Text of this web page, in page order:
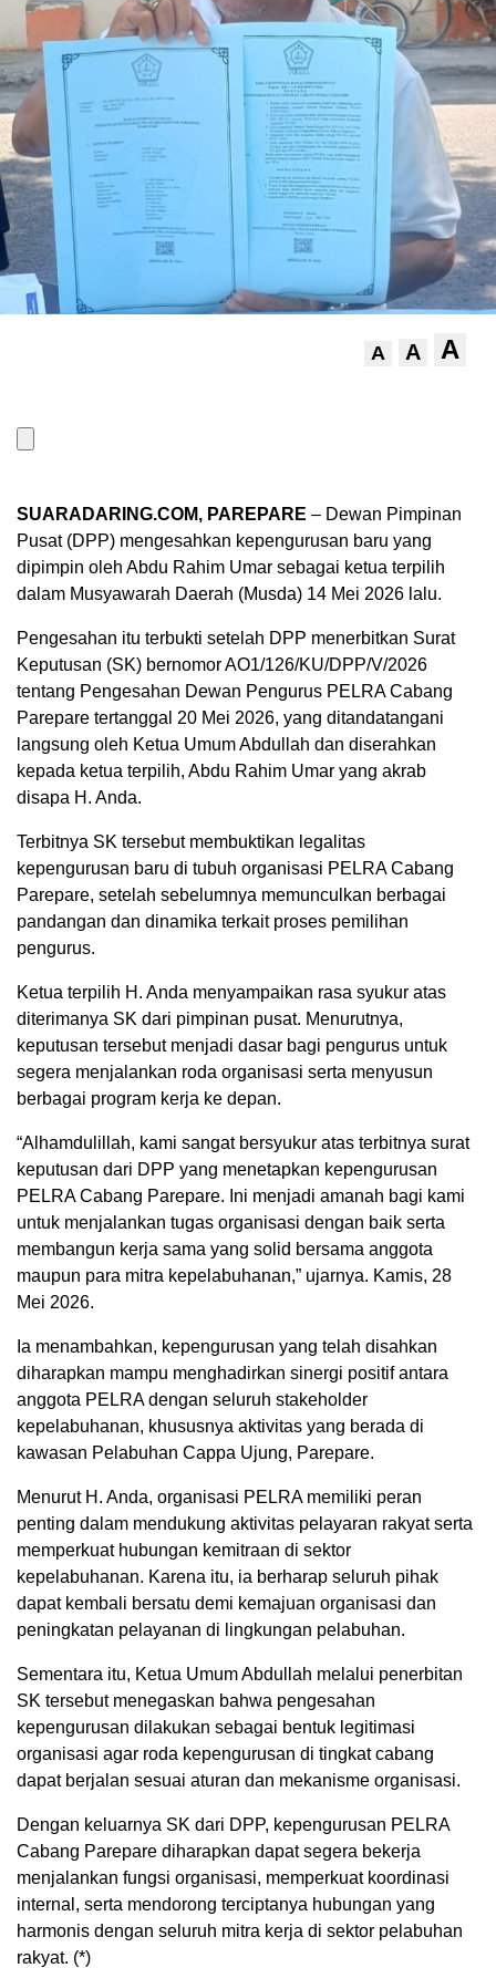
A A A
SUARADARING.COM, PAREPARE – Dewan Pimpinan
Pusat (DPP) mengesahkan kepengurusan baru yang
dipimpin oleh Abdu Rahim Umar sebagai ketua terpilih
dalam Musyawarah Daerah (Musda) 14 Mei 2026 lalu.
Pengesahan itu terbukti setelah DPP menerbitkan Surat
Keputusan (SK) bernomor AO1/126/KU/DPP/V/2026
tentang Pengesahan Dewan Pengurus PELRA Cabang
Parepare tertanggal 20 Mei 2026, yang ditandatangani
langsung oleh Ketua Umum Abdullah dan diserahkan
kepada ketua terpilih, Abdu Rahim Umar yang akrab
disapa H. Anda.
Terbitnya SK tersebut membuktikan legalitas
kepengurusan baru di tubuh organisasi PELRA Cabang
Parepare, setelah sebelumnya memunculkan berbagai
pandangan dan dinamika terkait proses pemilihan
pengurus.
Ketua terpilih H. Anda menyampaikan rasa syukur atas
diterimanya SK dari pimpinan pusat. Menurutnya,
keputusan tersebut menjadi dasar bagi pengurus untuk
segera menjalankan roda organisasi serta menyusun
berbagai program kerja ke depan.
“Alhamdulillah, kami sangat bersyukur atas terbitnya surat
keputusan dari DPP yang menetapkan kepengurusan
PELRA Cabang Parepare. Ini menjadi amanah bagi kami
untuk menjalankan tugas organisasi dengan baik serta
membangun kerja sama yang solid bersama anggota
maupun para mitra kepelabuhanan,” ujarnya. Kamis, 28
Mei 2026.
Ia menambahkan, kepengurusan yang telah disahkan
diharapkan mampu menghadirkan sinergi positif antara
anggota PELRA dengan seluruh stakeholder
kepelabuhanan, khususnya aktivitas yang berada di
kawasan Pelabuhan Cappa Ujung, Parepare.
Menurut H. Anda, organisasi PELRA memiliki peran
penting dalam mendukung aktivitas pelayaran rakyat serta
memperkuat hubungan kemitraan di sektor
kepelabuhanan. Karena itu, ia berharap seluruh pihak
dapat kembali bersatu demi kemajuan organisasi dan
peningkatan pelayanan di lingkungan pelabuhan.
Sementara itu, Ketua Umum Abdullah melalui penerbitan
SK tersebut menegaskan bahwa pengesahan
kepengurusan dilakukan sebagai bentuk legitimasi
organisasi agar roda kepengurusan di tingkat cabang
dapat berjalan sesuai aturan dan mekanisme organisasi.
Dengan keluarnya SK dari DPP, kepengurusan PELRA
Cabang Parepare diharapkan dapat segera bekerja
menjalankan fungsi organisasi, memperkuat koordinasi
internal, serta mendorong terciptanya hubungan yang
harmonis dengan seluruh mitra kerja di sektor pelabuhan
rakyat. (*)